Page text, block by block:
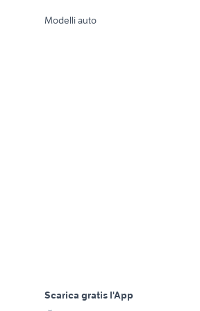
Biciclette
Modelli auto
Scarica gratis l'App